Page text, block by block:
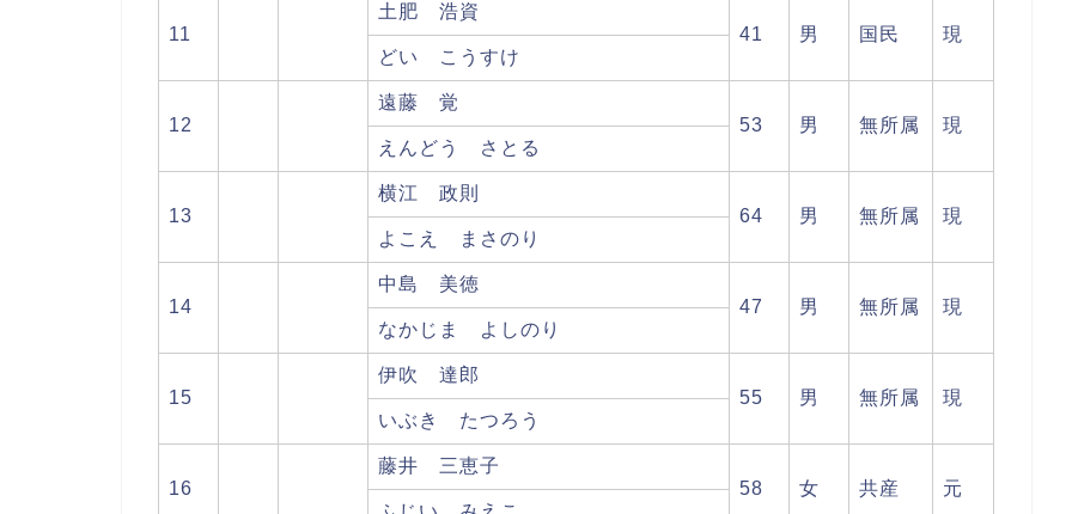
11
土肥 浩資
41
男 国民
現
どい こうすけ
12
遠藤 覚
53
男 無所属
現
えんどう さとる
13
横江 政則
64
男 無所属
現
よこえ まさのり
14
中島 美徳
47
男 無所属
現
なかじま よしのり
15
伊吹 達郎
55
男 無所属
現
いぶき たつろう
16
藤井 三恵子
58
女 共産
元